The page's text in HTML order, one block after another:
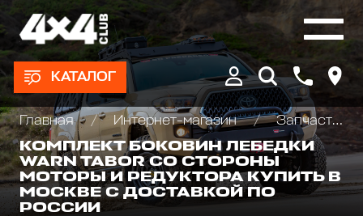
КАТАЛОГ
Главная Интернет-магазин
Запчасти и Аксессуары для лебедок
КОМПЛЕКТ БОКОВИН ЛЕБЕДКИ
WARN TABOR СО СТОРОНЫ
МОТОРЫ И РЕДУКТОРА КУПИТЬ В
МОСКВЕ С ДОСТАВКОЙ ПО
РОССИИ